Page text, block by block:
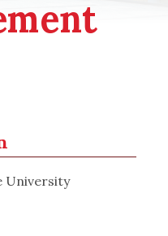
University